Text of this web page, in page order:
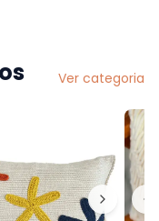
Ver categoria